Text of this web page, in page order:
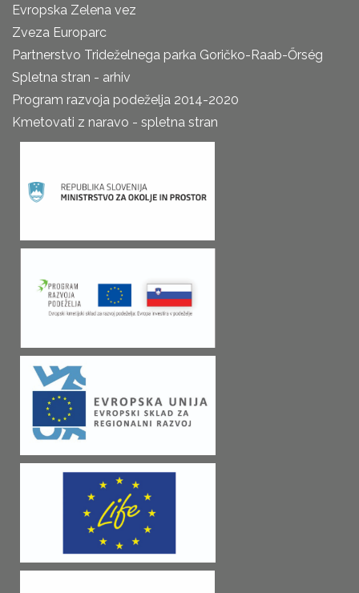
Evropska Zelena vez
Zveza Europarc
Partnerstvo Trideželnega parka Goričko-Raab-Őrség
Spletna stran - arhiv
Program razvoja podeželja 2014-2020
Kmetovati z naravo - spletna stran